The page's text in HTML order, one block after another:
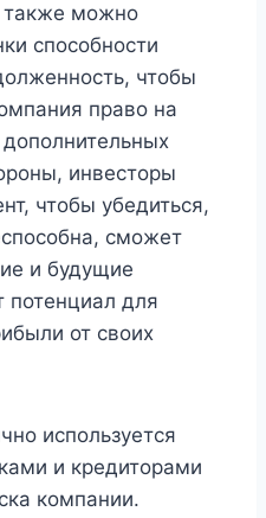
также можно
способности
чтобы
право на
инвесторы
чтобы убедиться,
сможет
и будущие
потенциал для
от своих
используется
и кредиторами
компании.